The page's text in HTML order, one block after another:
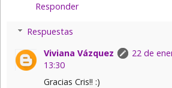
Responder
Respuestas
Viviana Vázquez
22 de
13:30
Gracias Cris!! :)